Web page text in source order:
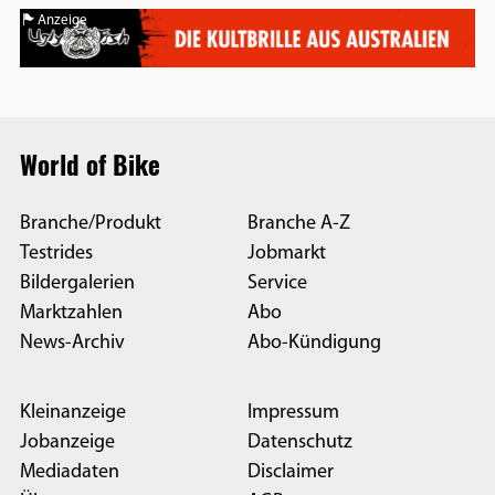
Anzeige
World of Bike
Branche/Produkt
Testrides
Bildergalerien
Marktzahlen
News-Archiv
Branche A-Z
Jobmarkt
Service
Abo
Abo-Kündigung
Kleinanzeige
Jobanzeige
Mediadaten
Impressum
Datenschutz
Disclaimer